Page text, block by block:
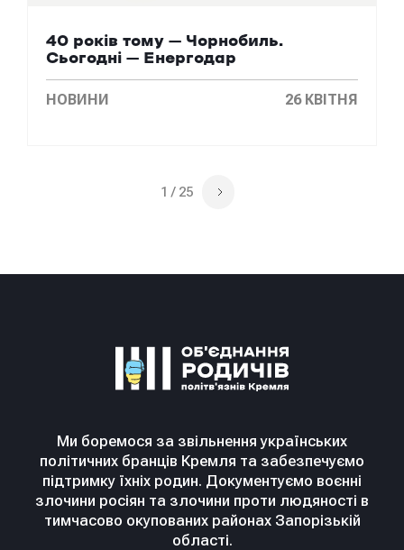
40 років тому – Чорнобиль.
Сьогодні – Енергодар
НОВИНИ 26 КВІТНЯ
1 / 25
Ми боремося за звільнення українських
політичних бранців Кремля та забезпечуємо
підтримку їхніх родин. Документуємо воєнні
злочини росіян та злочини проти людяності в
тимчасово окупованих районах Запорізькій
області.